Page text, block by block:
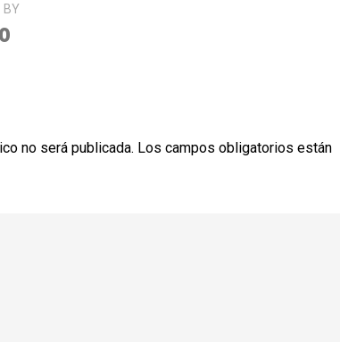
BY
no será publicada. Los campos obligatorios están